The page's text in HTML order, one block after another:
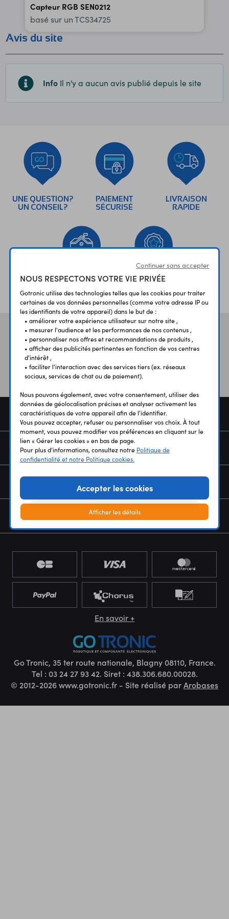
Capteur RGB SEN0212
basé sur un TCS34725
Avis du site
Info Il n'y a aucun avis publié depuis le site
UNE QUESTION?
UN CONSEIL?
PAIEMENT
SÉCURISÉ
LIVRAISON
RAPIDE
ÉTABLISSEMENTS
SCOLAIRES
PLUS 30 ANS
D’EXPERIENCE
Vos aviset témoignages
COMMANDE
SERVICES
NEWSLETTER
En savoir +
Go Tronic, 35 ter route nationale, Blagny 08110, France.
Tel : 03 24 27 93 42. Siret : 438.306.680.00028.
© 2012-2026 www.gotronic.fr - Site réalisé parArobases
Continuer sans accepter
NOUS RESPECTONS VOTRE VIE PRIVÉE
Gotronic utilise des technologies telles que les cookies pour traiter
certaines de vos données personnelles (comme votre adresse IP ou
les identifiants de votre appareil) dans le but de :
• améliorer votre expérience utilisateur sur notre site ,
• mesurer l'audience et les performances de nos contenus ,
• personnaliser nos offres et recommandations de produits ,
• afficher des publicités pertinentes en fonction de vos centres
d'intérêt ,
• faciliter l'interaction avec des services tiers (ex. réseaux
sociaux, services de chat ou de paiement).
Nous pouvons également, avec votre consentement, utiliser des
données de géolocalisation précises et analyser activement les
caractéristiques de votre appareil afin de l'identifier.
Vous pouvez accepter, refuser ou personnaliser vos choix. À tout
moment, vous pouvez modifier vos préférences en cliquant sur le
lien « Gérer les cookies » en bas de page.
Pour plus d'informations, consultez notre Politique de
confidentialité et notre Politique cookies.
Accepter les cookies
Afficher les détails